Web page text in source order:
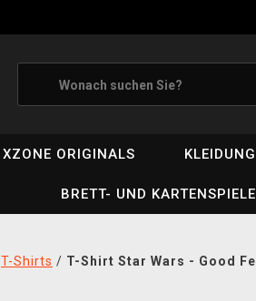
XZONE ORIGINALS
BRETT- UND KARTENSPIELE
T-Shirts / T-Shirt Star Wars - Good